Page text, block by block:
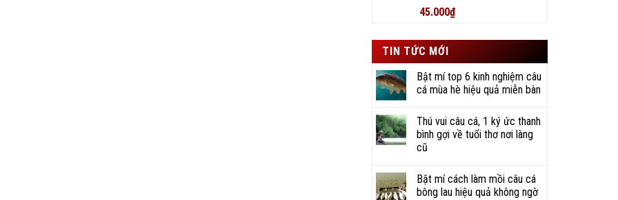
Được xếp
55
45.000₫
TIN TỨC MỚI
Bật mí top 6 kinh nghiệm câu
cá mùa hè hiệu quả miễn bàn
Thú vui câu cá, 1 ký ức thanh
bình gợi về tuổi thơ nơi làng
cũ
Bật mí cách làm mồi câu cá
bông lau hiệu quả không ngờ